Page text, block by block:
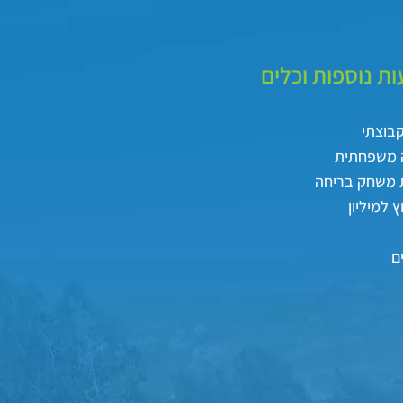
נוספות וכלים
משפחתית
משחק בריחה
למיליון